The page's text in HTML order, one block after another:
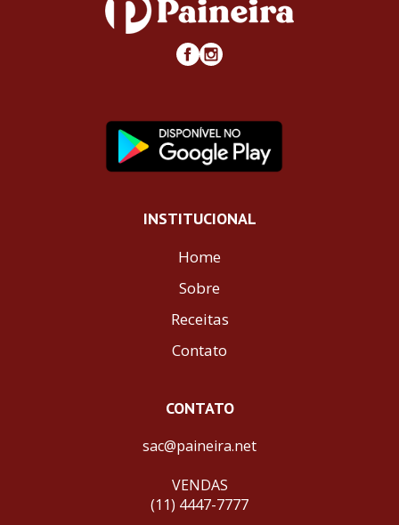
INSTITUCIONAL
Home
Sobre
Receitas
Contato
CONTATO
sac@paineira.net
VENDAS
(11) 4447-7777